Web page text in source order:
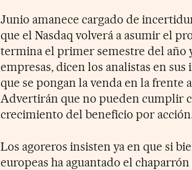
Junio amanece cargado de
que el Nasdaq volverá a asumir el
termina el primer semestre del año
empresas, dicen los analistas en
que se pongan la venda en la frente
Advertirán que no pueden cumplir
crecimiento del beneficio por
Los agoreros insisten ya en que si
europeas ha aguantado el